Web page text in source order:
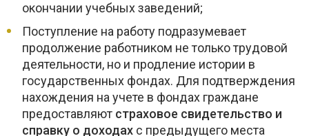
окончании учебных заведений;
Поступление на работу подразумевает
продолжение работником не только трудовой
деятельности, но и продление истории в
государственных фондах. Для подтверждения
нахождения на учете в фондах граждане
предоставляют страховое свидетельство и
справку о доходах с предыдущего места